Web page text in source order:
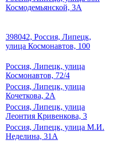
Космодемьянской, 3А
398042, Россия, Липецк,
улица Космонавтов, 100
Россия, Липецк, улица
Космонавтов, 72/4
Россия, Липецк, улица
Кочеткова, 2А
Россия, Липецк, улица
Леонтия Кривенкова, 3
Россия, Липецк, улица М.И.
Неделина, 31А